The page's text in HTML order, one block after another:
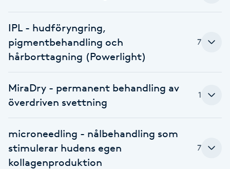
Coachning
Color correction
Cryoterapi
D
Damklippning
Dermapen
IPL - hudföryngring,
pigmentbehandling och
hårborttagning (Powerlight)
7
MiraDry - permanent behandling av
överdriven svettning
1
microneedling - nålbehandling som
stimulerar hudens egen
kollagenproduktion
7